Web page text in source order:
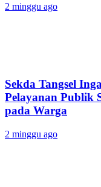
2 minggu ago
Sekda Tangsel
Pelayanan Publik
pada Warga
2 minggu ago